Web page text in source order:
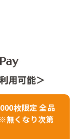
枚限定 全品
無くなり次第